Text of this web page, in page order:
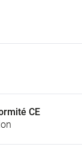
CE